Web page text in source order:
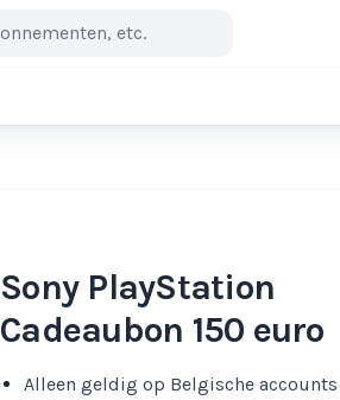
Sony PlayStation
Cadeaubon 150 euro
Alleen geldig op Belgische accounts